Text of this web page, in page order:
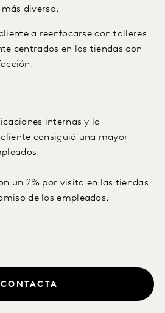
diversa.
a reenfocarse con talleres
centrados en las tiendas con
internas y la
consiguió una mayor
un 2% por visita en las tiendas
de los empleados.
CONTACTA